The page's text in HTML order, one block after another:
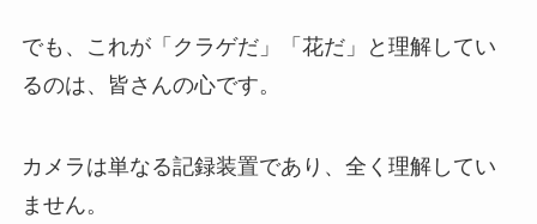
でも、これが「クラゲだ」「花だ」と理解してい
るのは、皆さんの心です。
カメラは単なる記録装置であり、全く理解してい
ません。